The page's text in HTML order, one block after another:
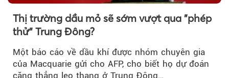
Thị trường dầu mỏ sẽ sớm vượt qua "phép
thử" Trung Đông?
Một báo cáo về dầu khí được nhóm chuyên gia
của Macquarie gửi cho AFP, cho biết họ dự đoán
căng thẳng leo thang ở Trung Đông…